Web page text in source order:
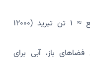
ظرفیت مناسب: هر ۳۵-۴۰ متر مربع ≈ ۱ تن تبرید (۱۲۰۰۰
باز، آبی برای